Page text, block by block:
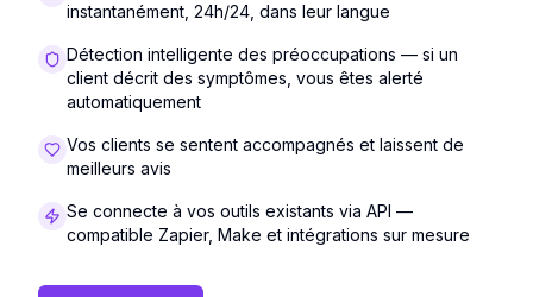
instantanément, 24h/24, dans leur langue
Détection intelligente des préoccupations — si un
client décrit des symptômes, vous êtes alerté
automatiquement
Vos clients se sentent accompagnés et laissent de
meilleurs avis
Se connecte à vos outils existants via API —
compatible Zapier, Make et intégrations sur mesure